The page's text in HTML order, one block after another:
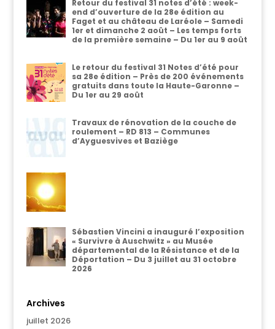
Retour du festival 31 notes d’été : week-
end d’ouverture de la 28e édition au
Faget et au château de Laréole – Samedi
1er et dimanche 2 août – Les temps forts
de la première semaine – Du 1er au 9 août
Le retour du festival 31 Notes d’été pour
sa 28e édition – Près de 200 événements
gratuits dans toute la Haute-Garonne –
Du 1er au 29 août
Travaux de rénovation de la couche de
roulement – RD 813 – Communes
d’Ayguesvives et Baziège
Sébastien Vincini a inauguré l’exposition
« Survivre à Auschwitz » au Musée
départemental de la Résistance et de la
Déportation – Du 3 juillet au 31 octobre
2026
Archives
juillet 2026